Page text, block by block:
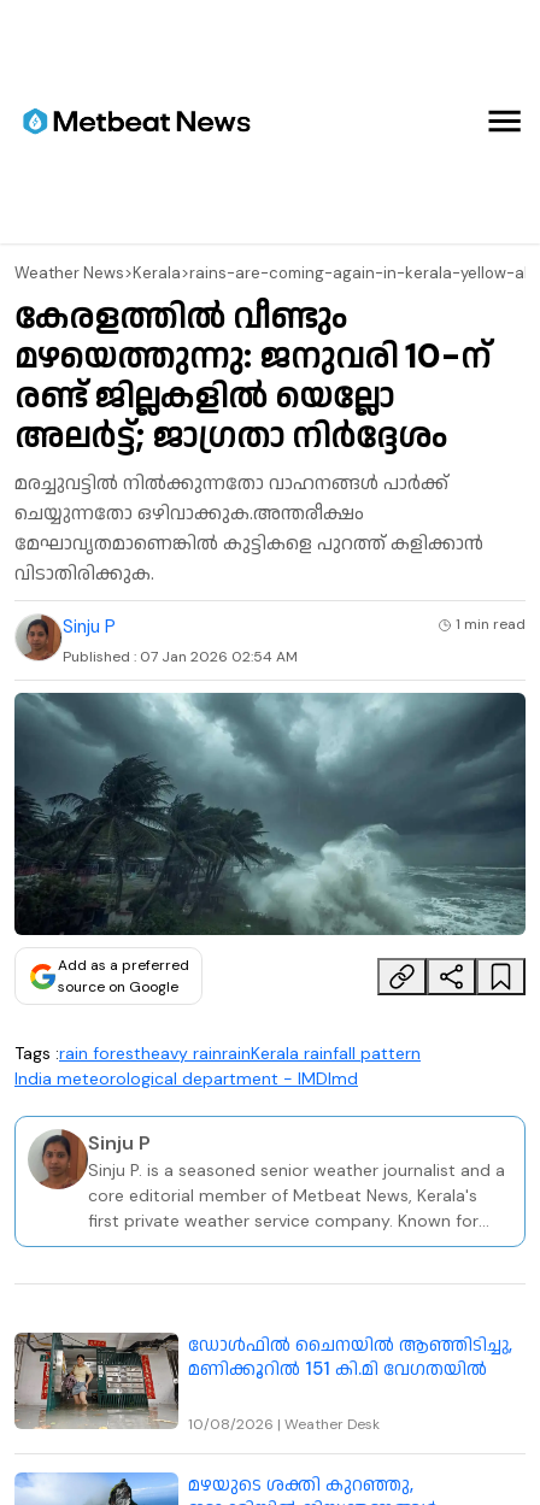
⁠Weather News>Kerala>rains-are-coming-again-in-kerala-yellow-
കേരളത്തിൽ വീണ്ടും
മഴയെത്തുന്നു: ജനുവരി 10-ന്
രണ്ട് ജില്ലകളിൽ യെല്ലോ
അലർട്ട്; ജാഗ്രതാ നിർദ്ദേശം
മരച്ചുവട്ടിൽ നിൽക്കുന്നതോ വാഹനങ്ങൾ പാർക്ക്
ചെയ്യുന്നതോ ഒഴിവാക്കുക. ​അന്തരീക്ഷം
മേഘാവൃതമാണെങ്കിൽ കുട്ടികളെ പുറത്ത് കളിക്കാൻ
വിടാതിരിക്കുക.
Sinju P 1 min read
Published : 07 Jan 2026 02:54 AM
Add as a preferred
source on Google
Tags :rain forestheavy rainrainKerala rainfall pattern
India meteorological department - IMDImd
Sinju P
Sinju P. is a seasoned senior weather journalist and a
core editorial member of Metbeat News, Kerala's
first private weather service company. Known for
providing hyper-local and timely weather updates,
ഡോള്‍ഫില്‍ ചൈനയില്‍ ആഞ്ഞിടിച്ചു,
മണിക്കൂറില്‍ 151 കി.മി വേഗതയില്‍
10/08/2026 | Weather Desk
മഴയുടെ ശക്തി കുറഞ്ഞു,